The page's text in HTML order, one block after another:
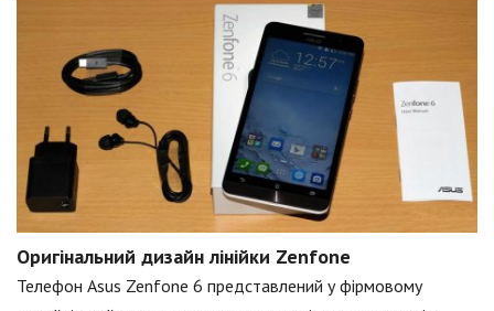
Оригінальний дизайн лінійки Zenfone
Телефон Asus Zenfone 6 представлений у фірмовому